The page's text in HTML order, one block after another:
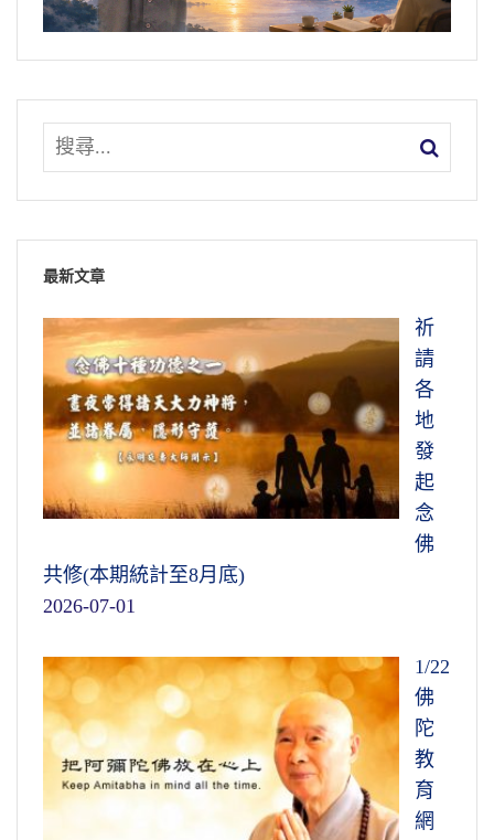
最新文章
祈
請
各
地
發
起
念
佛
共修(本期統計至8月底)
2026-07-01
1/22
佛
陀
教
育
網